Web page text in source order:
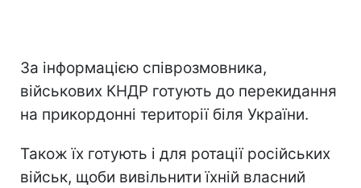
За інформацією співрозмовника,
військових КНДР готують до перекидання
на прикордонні території біля України.
Також їх готують і для ротації російських
військ, щоби вивільнити їхній власний